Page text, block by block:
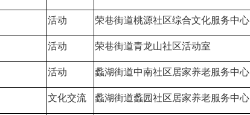
活动 荣巷街道桃源社区综合文化服务中心
活动 荣巷街道青龙山社区活动室
活动 蠡湖街道中南社区居家养老服务中心
文化交流 蠡湖街道蠡园社区居家养老服务中心